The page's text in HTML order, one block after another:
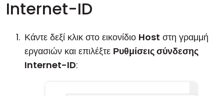
Internet-ID
Κάντε δεξί κλικ στο εικονίδιο Host στη γραμμή
εργασιών και επιλέξτε Ρυθμίσεις σύνδεσης
Internet-ID: